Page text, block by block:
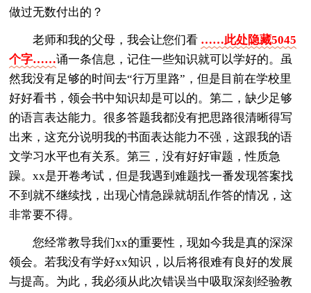
做过无数付出的？
老师和我的父母，我会让您们看 ……此处隐藏5045
个字……诵一条信息，记住一些知识就可以学好的。虽
然我没有足够的时间去“行万里路”，但是目前在学校里
好好看书，领会书中知识却是可以的。第二，缺少足够
的语言表达能力。很多答题我都没有把思路很清晰得写
出来，这充分说明我的书面表达能力不强，这跟我的语
文学习水平也有关系。第三，没有好好审题，性质急
躁。xx是开卷考试，但是我遇到难题找一番发现答案找
不到就不继续找，出现心情急躁就胡乱作答的情况，这
非常要不得。
您经常教导我们xx的重要性，现如今我是真的深深
领会。若我没有学好xx知识，以后将很难有良好的发展
与提高。为此，我必须从此次错误当中吸取深刻经验教